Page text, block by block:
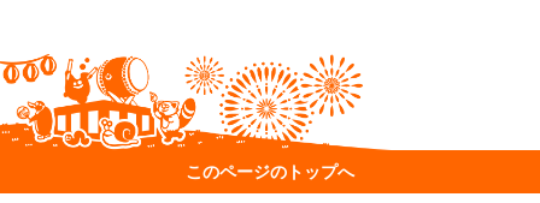
このページのトップへ